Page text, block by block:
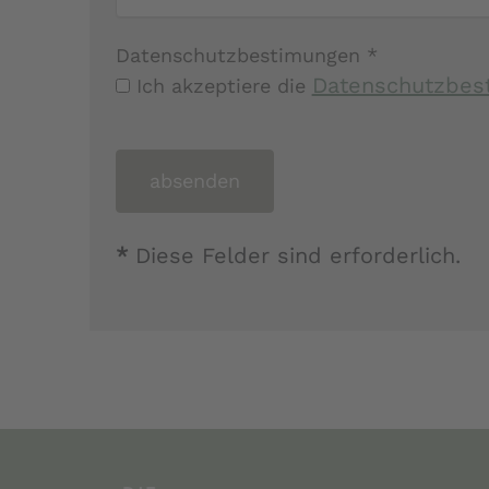
Datenschutzbestimungen *
Ich akzeptiere die
*Diese Felder sind erforderlich.